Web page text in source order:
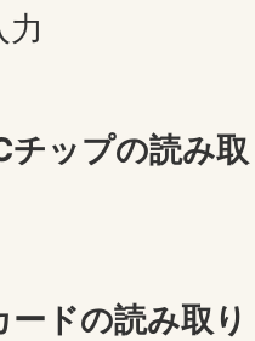
力
ップの読み
ドの読み取り